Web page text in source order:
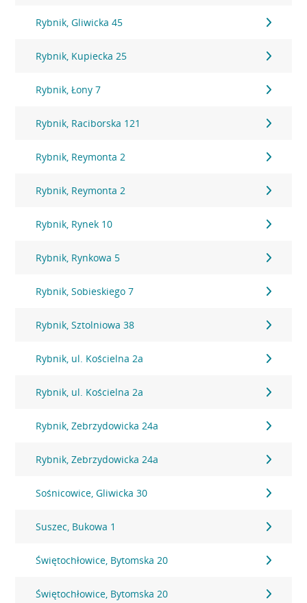
Rybnik, Gliwicka 45
Rybnik, Kupiecka 25
Rybnik, Łony 7
Rybnik, Raciborska 121
Rybnik, Reymonta 2
Rybnik, Reymonta 2
Rybnik, Rynek 10
Rybnik, Rynkowa 5
Rybnik, Sobieskiego 7
Rybnik, Sztolniowa 38
Rybnik, ul. Kościelna 2a
Rybnik, ul. Kościelna 2a
Rybnik, Zebrzydowicka 24a
Rybnik, Zebrzydowicka 24a
Sośnicowice, Gliwicka 30
Suszec, Bukowa 1
Świętochłowice, Bytomska 20
Świętochłowice, Bytomska 20